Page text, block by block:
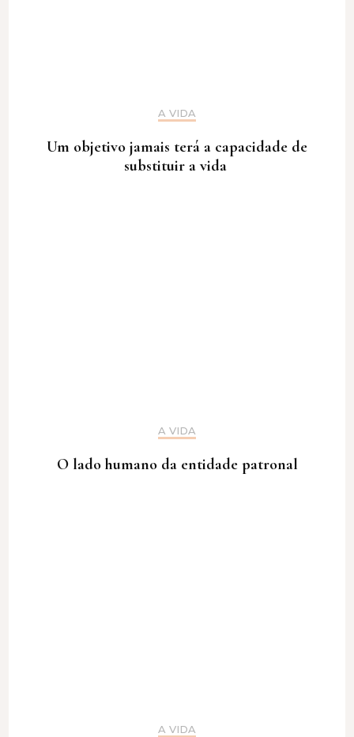
A VIDA
Um objetivo jamais terá a capacidade de
substituir a vida
A VIDA
O lado humano da entidade patronal
A VIDA